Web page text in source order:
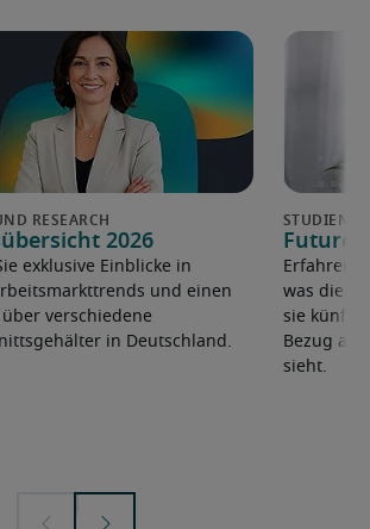
2026
exklusive Einblicke in
und einen
verschiedene
in Deutschland.
Future
Erfahren
was die
sie
Bezug
sieht.